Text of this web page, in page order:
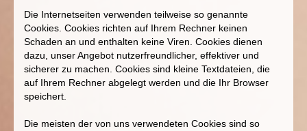
Die Internetseiten verwenden teilweise so genannte
Cookies. Cookies richten auf Ihrem Rechner keinen
Schaden an und enthalten keine Viren. Cookies dienen
dazu, unser Angebot nutzerfreundlicher, effektiver und
sicherer zu machen. Cookies sind kleine Textdateien, die
auf Ihrem Rechner abgelegt werden und die Ihr Browser
speichert.
Die meisten der von uns verwendeten Cookies sind so